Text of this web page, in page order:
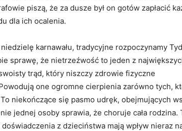
piszą, że za dusze był on gotów zapłacić
dla ich ocalenia.
karnawału, tradycyjne rozpoczynamy
sprawę, że nietrzeźwość to jeden z
trąd, który niszczy zdrowie fizyczne
one ogromne cierpienia zarówno tych,
niekończące się pasmo udręk, obejmujących
jednej osoby sprawia, że choruje cała rodzina.
z dzieciństwa mają wpływ nieraz